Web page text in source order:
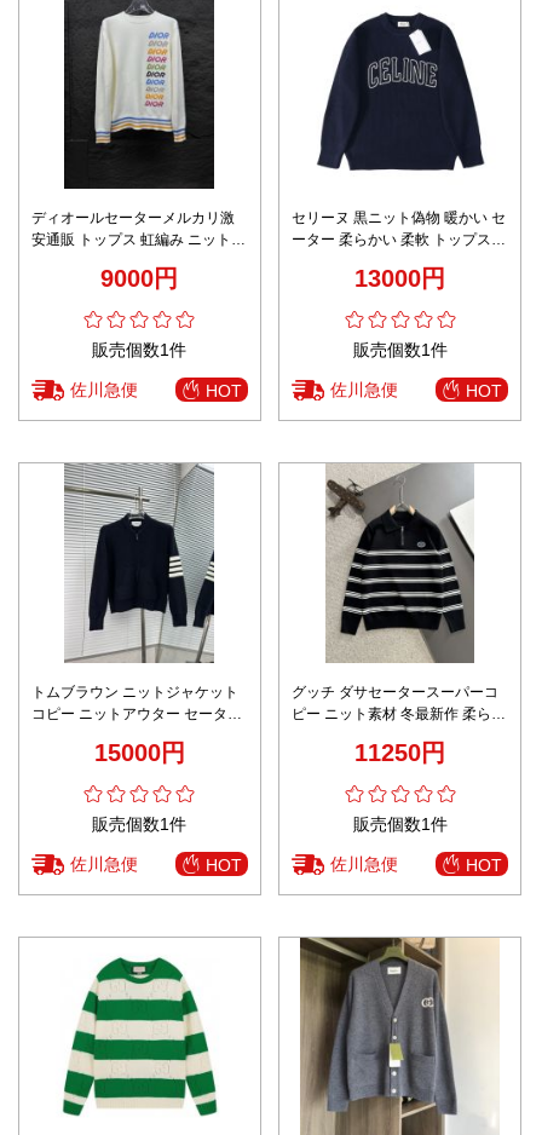
ディオールセーターメルカリ激
安通販 トップス 虹編み ニット素
9000円
販売個数1件
佐川急便 HOT
セリーヌ 黒ニット偽物 暖かい セ
ーター 柔らかい 柔軟 トップス
13000円
販売個数1件
佐川急便 HOT
トムブラウン ニットジャケット
コピー ニットアウター セーター
15000円
販売個数1件
佐川急便 HOT
グッチ ダサセータースーパーコ
ピー ニット素材 冬最新作 柔らか
11250円
販売個数1件
佐川急便 HOT